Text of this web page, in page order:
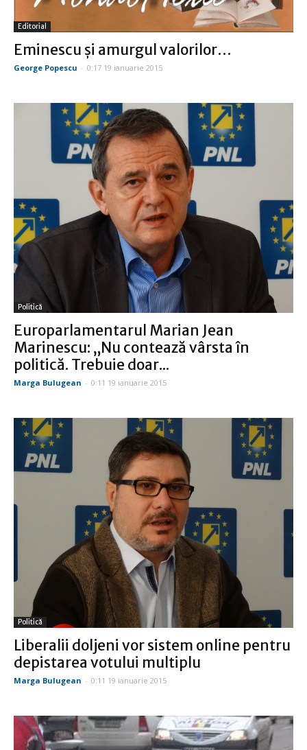
Editorial
Eminescu şi amurgul valorilor…
George Popescu - 0:17 19 ianuarie 2015
Politică
Europarlamentarul Marian Jean
Marinescu: „Nu contează vârsta în
politică. Trebuie doar...
Marga Bulugean - 0:11 19 ianuarie 2015
Politică
Liberalii doljeni vor sistem online pentru
depistarea votului multiplu
Marga Bulugean - 0:11 19 ianuarie 2015